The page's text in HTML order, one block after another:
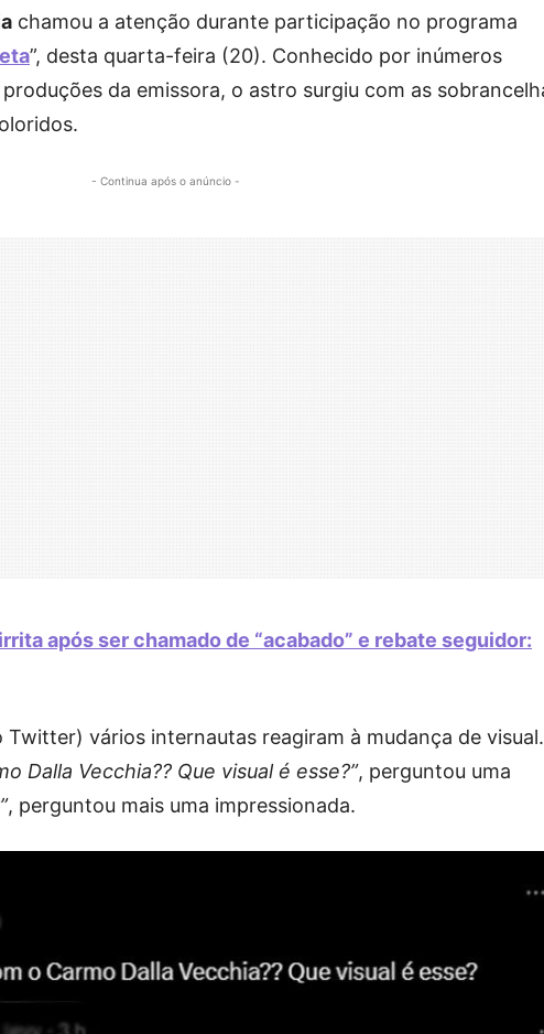
chamou a atenção durante participação no programa
”, desta quarta-feira (20). Conhecido por inúmeros
da emissora, o astro surgiu com as
- Continua após o anúncio -
após ser chamado de “acabado” e rebate seguidor:
Twitter) vários internautas reagiram à mudança de
Dalla Vecchia?? Que visual é esse?”, perguntou uma
, perguntou mais uma impressionada.